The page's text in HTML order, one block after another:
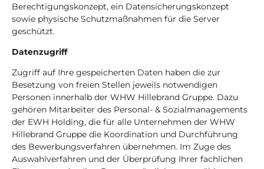
Berechtigungskonzept, ein Datensicherungskonzept
sowie physische Schutzmaßnahmen für die Server
geschützt.
Datenzugriff
Zugriff auf Ihre gespeicherten Daten haben die zur
Besetzung von freien Stellen jeweils notwendigen
Personen innerhalb der WHW Hillebrand Gruppe. Dazu
gehören Mitarbeiter des Personal- & Sozialmanagements
der EWH Holding, die für alle Unternehmen der WHW
Hillebrand Gruppe die Koordination und Durchführung
des Bewerbungsverfahren übernehmen. Im Zuge des
Auswahlverfahren und der Überprüfung Ihrer fachlichen